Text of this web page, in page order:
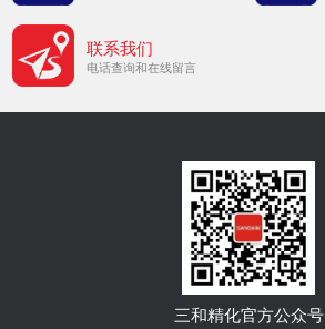
联系我们
电话查询和在线留言
三和精化官方公众号